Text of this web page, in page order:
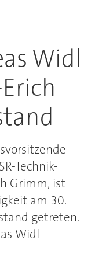
Widl
Technik-
Grimm, ist
am 30.
getreten.
Widl